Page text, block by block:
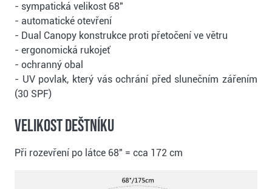
- sympatická velikost 68"
- automatické otevření
- Dual Canopy konstrukce proti přetočení ve větru
- ergonomická rukojeť
- ochranný obal
- UV povlak, který vás ochrání před slunečním zářením
(30 SPF)
Velikost deštníku
Při rozevření po látce 68" = cca 172 cm